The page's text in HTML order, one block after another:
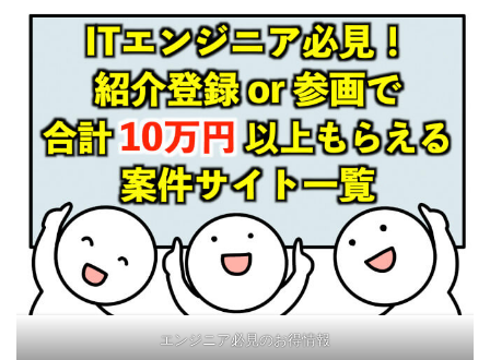
エンジニア必見のお得情報